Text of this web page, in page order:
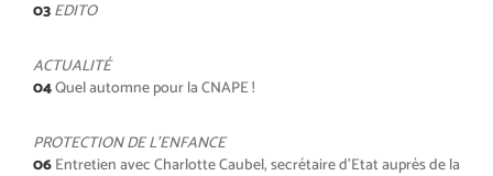
03 EDITO
ACTUALITÉ
04Quel automne pour la CNAPE !
PROTECTION DE L’ENFANCE
06 Entretien avec Charlotte Caubel, secrétaire d’Etat auprès de la